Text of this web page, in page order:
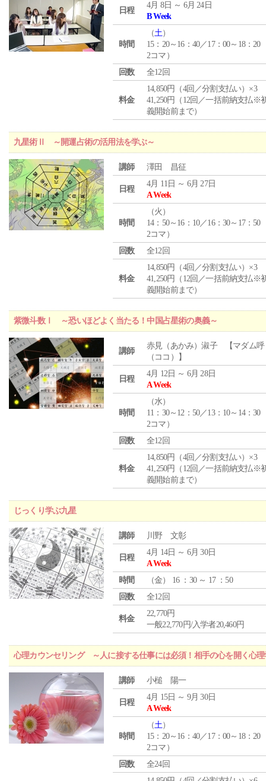
日程
4月 8日 ～ 6月 24日
B Week
時間
（土）
15：20～16：40／17：00～18：20
2コマ）
回数
全12回
料金
14,850円（4回／分割支払い）×3
41,250円（12回／一括前納支払※
義開始前まで）
九星術Ⅱ ～開運占術の活用法を学ぶ～
講師 澤田 昌征
日程
4月 11日 ～ 6月 27日
A Week
時間
（火 ）
14：50～16：10／16：30～17：50
2コマ）
回数
全12回
料金
14,850円（4回／分割支払い）×3
41,250円（12回／一括前納支払※
義開始前まで）
紫微斗数Ⅰ ～恐いほどよく当たる！中国占星術の奥義～
講師
赤見（あかみ）淑子 【マダム呼
（ココ）】
日程
4月 12日 ～ 6月 28日
A Week
時間
（水）
11：30～12：50／13：10～14：30
2コマ）
回数
全12回
料金
14,850円（4回／分割支払い）×3
41,250円（12回／一括前納支払※
義開始前まで）
じっくり学ぶ九星
講師 川野 文彰
日程
4月 14日 ～ 6月 30日
A Week
時間
（金） 16 ：30 ～ 17 ：50
回数
全12回
料金
22,770円
一般22,770円/入学者20,460円
心理カウンセリング ～人に接する仕事には必須！相手の心を開く心理
講師 小槌 陽一
日程
4月 15日 ～ 9月 30日
A Week
時間
（土）
15：20～16：40／17：00～18：20
2コマ）
回数
全24回